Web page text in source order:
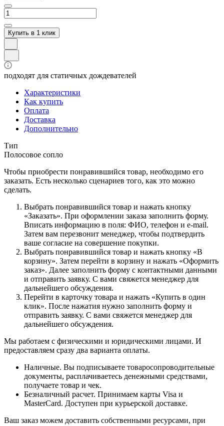
Купить в 1 клик
подходят для статичных дождевателей
Характеристики
Как купить
Оплата
Доставка
Дополнительно
Тип
Полосовое сопло
Чтобы приобрести понравившийся товар, необходимо его
заказать. Есть несколько сценариев того, как это можно
сделать.
Выбрать понравившийся товар и нажать кнопку
«Заказать». При оформлении заказа заполнить форму.
Вписать информацию в поля: ФИО, телефон и e-mail.
Затем вам перезвонит менеджер, чтобы подтвердить
ваше согласие на совершение покупки.
Выбрать понравившийся товар и нажать кнопку «В
корзину». Затем перейти в корзину и нажать «Оформить
заказ». Далее заполнить форму с контактными данными
и отправить заявку. С вами свяжется менеджер для
дальнейшего обсуждения.
Перейти в карточку товара и нажать «Купить в один
клик». После нажатия нужно заполнить форму и
отправить заявку. С вами свяжется менеджер для
дальнейшего обсуждения.
Мы работаем с физическими и юридическими лицами. И
предоставляем сразу два варианта оплаты.
Наличные. Вы подписываете товаросопроводительные
документы, расплачиваетесь денежными средствами,
получаете товар и чек.
Безналичный расчет. Принимаем карты Visa и
MasterCard. Доступен при курьерской доставке.
Ваш заказ можем доставить собственными ресурсами, при